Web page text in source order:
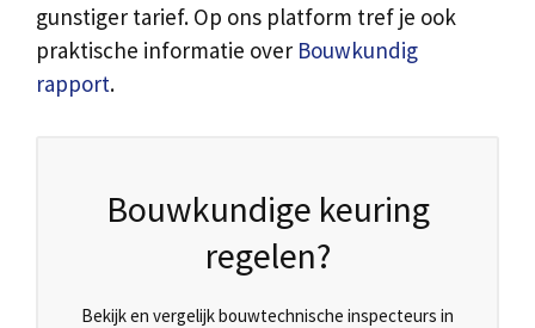
gunstiger tarief. Op ons platform tref je ook
praktische informatie over Bouwkundig
rapport.
Bouwkundige keuring
regelen?
Bekijk en vergelijk bouwtechnische inspecteurs in